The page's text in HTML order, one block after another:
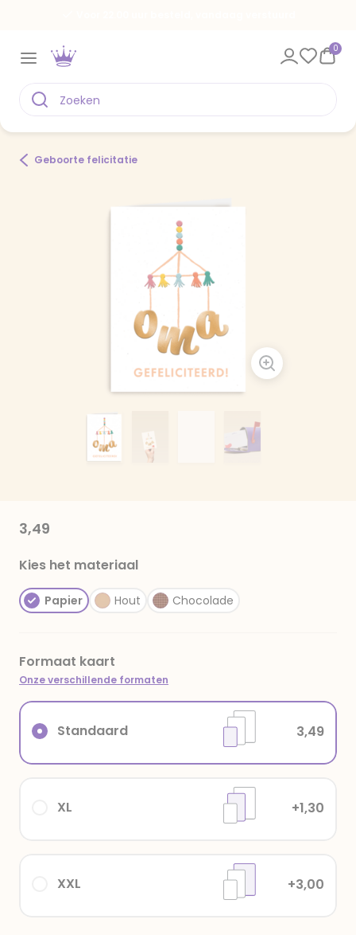
0
Geboorte felicitatie
3,49
Kies het materiaal
Papier Hout Chocolade
Formaat kaart
Onze verschillende formaten
XXL +3,00
XL +1,30
Standaard 3,49